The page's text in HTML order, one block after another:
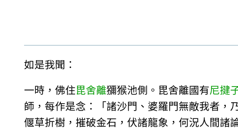
如是我聞：
一時，佛住毘舍離獼猴池側。毘舍離國有尼揵
師，每作是念：「諸沙門、婆羅門無敵我者，
偃草折樹，摧破金石，伏諸龍象，何況人間諸